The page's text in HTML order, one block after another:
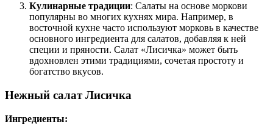
Кулинарные традиции: Салаты на основе моркови
популярны во многих кухнях мира. Например, в
восточной кухне часто используют морковь в качестве
основного ингредиента для салатов, добавляя к ней
специи и пряности. Салат «Лисичка» может быть
вдохновлен этими традициями, сочетая простоту и
богатство вкусов.
Нежный салат Лисичка
Ингредиенты: